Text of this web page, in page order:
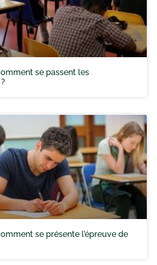
se passent les
se présente l’épreuve de